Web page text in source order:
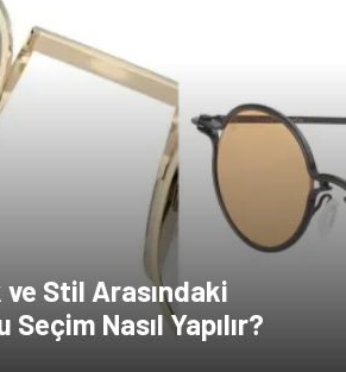
Stil Arasındaki
Seçim Nasıl Yapılır?